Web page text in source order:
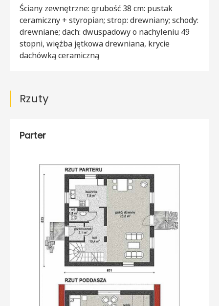
Ściany zewnętrzne: grubość 38 cm: pustak
ceramiczny + styropian; strop: drewniany; schody:
drewniane; dach: dwuspadowy o nachyleniu 49
stopni, więźba jętkowa drewniana, krycie
dachówką ceramiczną
Rzuty
Parter